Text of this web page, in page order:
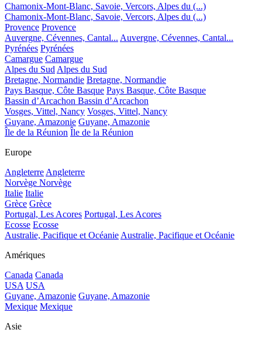
Chamonix-Mont-Blanc, Savoie, Vercors, Alpes du (...)
Chamonix-Mont-Blanc, Savoie, Vercors, Alpes du (...)
Provence Provence
Auvergne, Cévennes, Cantal... Auvergne, Cévennes, Cantal...
Pyrénées Pyrénées
Camargue Camargue
Alpes du Sud Alpes du Sud
Bretagne, Normandie Bretagne, Normandie
Pays Basque, Côte Basque Pays Basque, Côte Basque
Bassin d’Arcachon Bassin d’Arcachon
Vosges, Vittel, Nancy Vosges, Vittel, Nancy
Guyane, Amazonie Guyane, Amazonie
Île de la Réunion Île de la Réunion
Europe
Angleterre Angleterre
Norvège Norvège
Italie Italie
Grèce Grèce
Portugal, Les Acores Portugal, Les Acores
Ecosse Ecosse
Australie, Pacifique et Océanie Australie, Pacifique et Océanie
Amériques
Canada Canada
USA USA
Guyane, Amazonie Guyane, Amazonie
Mexique Mexique
Asie